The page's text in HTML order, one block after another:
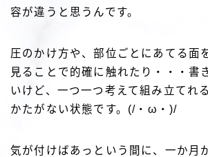
容が違うと思うんです。
圧のかけ方や、部位ごとにあてる面
見ることで的確に触れたり・・・書
いけど、一つ一つ考えて組み立てれ
かたがない状態です。(/・ω・)/
気が付けばあっという間に、一か月